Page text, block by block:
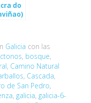
do
Galicia con las
, bosque,
, Camino Natural
, Cascada,
de San Pedro,
, galicia, galicia-6-